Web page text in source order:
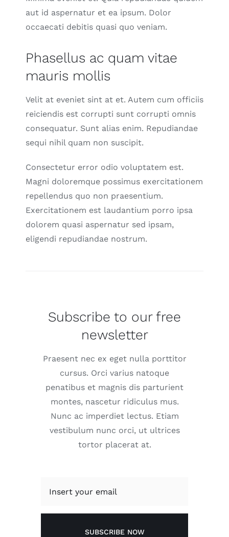
aut id aspernatur et ea ipsum. Dolor
occaecati debitis quasi quo veniam.
Phasellus ac quam vitae
mauris mollis
Velit at eveniet sint at et. Autem cum officiis
reiciendis est corrupti sunt corrupti omnis
consequatur. Sunt alias enim. Repudiandae
sequi nihil quam non suscipit.
Consectetur error odio voluptatem est.
Magni doloremque possimus exercitationem
repellendus quo non praesentium.
Exercitationem est laudantium porro ipsa
dolorem quasi aspernatur sed ipsam,
eligendi repudiandae nostrum.
Subscribe to our free
newsletter
Praesent nec ex eget nulla porttitor
cursus. Orci varius natoque
penatibus et magnis dis parturient
montes, nascetur ridiculus mus.
Nunc ac imperdiet lectus. Etiam
vestibulum nunc orci, ut ultrices
tortor placerat at.
SUBSCRIBE NOW